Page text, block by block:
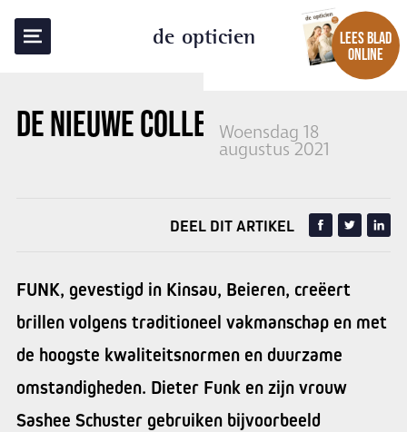
de opticien
LEES BLAD
ONLINE
DE NIEUWE COLLECTIES VAN FUNK
Woensdag 18
augustus 2021
TERUG NAAR OVERZICHT
DEEL DIT ARTIKEL
FUNK, gevestigd in Kinsau, Beieren, creëert
brillen volgens traditioneel vakmanschap en met
de hoogste kwaliteitsnormen en duurzame
omstandigheden. Dieter Funk en zijn vrouw
Sashee Schuster gebruiken bijvoorbeeld